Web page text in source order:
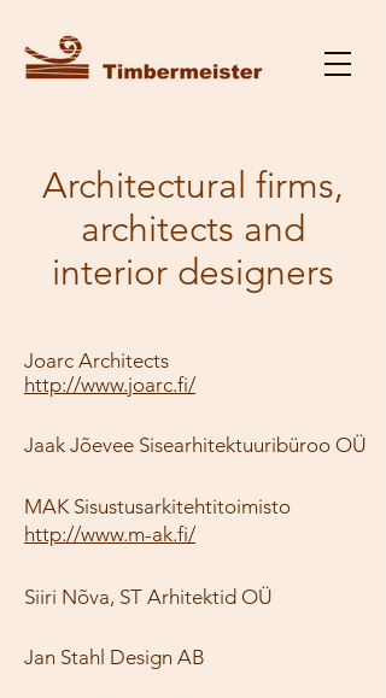
Architectural firms,
architects and
interior designers
Joarc Architects
http://www.joarc.fi/
Jaak Jõevee Sisearhitektuuribüroo OÜ
MAK Sisustusarkitehtitoimisto
http://www.m-ak.fi/
Siiri Nõva, ST Arhitektid OÜ
Jan Stahl Design AB